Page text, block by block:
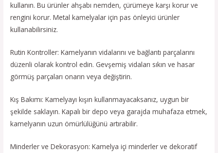
kullanın. Bu ürünler ahşabı nemden, çürümeye karşı korur ve
rengini korur. Metal kamelyalar için pas önleyici ürünler
kullanabilirsiniz.
Rutin Kontroller: Kamelyanın vidalarını ve bağlantı parçalarını
düzenli olarak kontrol edin. Gevşemiş vidaları sıkın ve hasar
görmüş parçaları onarın veya değiştirin.
Kış Bakımı: Kamelyayı kışın kullanmayacaksanız, uygun bir
şekilde saklayın. Kapalı bir depo veya garajda muhafaza etmek,
kamelyanın uzun ömürlülüğünü artırabilir.
Minderler ve Dekorasyon: Kamelya içi minderler ve dekoratif